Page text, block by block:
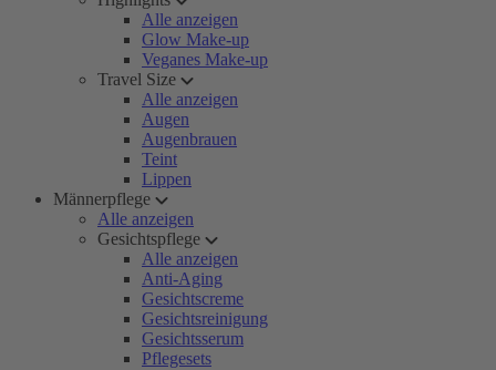
Alle anzeigen
Glow Make-up
Veganes Make-up
Travel Size
Alle anzeigen
Augen
Augenbrauen
Teint
Lippen
Männerpflege
Alle anzeigen
Gesichtspflege
Alle anzeigen
Anti-Aging
Gesichtscreme
Gesichtsreinigung
Gesichtsserum
Pflegesets